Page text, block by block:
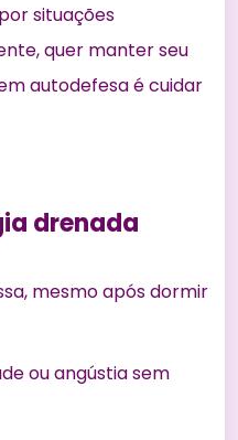
situações
quer manter seu
autodefesa é cuidar
drenada
mesmo após dormir
ou angústia sem